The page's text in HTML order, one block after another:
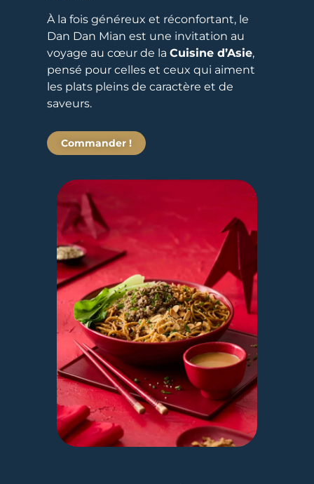
À la fois généreux et réconfortant, le
Dan Dan Mian est une invitation au
voyage au cœur de la Cuisine d’Asie,
pensé pour celles et ceux qui aiment
les plats pleins de caractère et de
saveurs.
Commander !